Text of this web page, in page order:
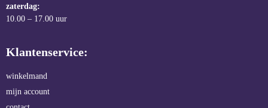
zaterdag:
10.00 – 17.00 uur
Klantenservice:
winkelmand
mijn account